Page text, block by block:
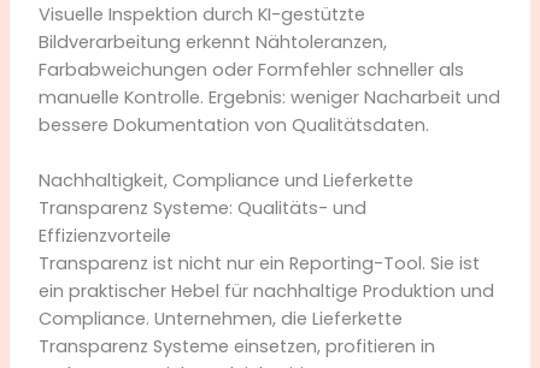
Visuelle Inspektion durch KI-gestützte
Bildverarbeitung erkennt Nähtoleranzen,
Farbabweichungen oder Formfehler schneller als
manuelle Kontrolle. Ergebnis: weniger Nacharbeit und
bessere Dokumentation von Qualitätsdaten.
Nachhaltigkeit, Compliance und Lieferkette
Transparenz Systeme: Qualitäts- und
Effizienzvorteile
Transparenz ist nicht nur ein Reporting-Tool. Sie ist
ein praktischer Hebel für nachhaltige Produktion und
Compliance. Unternehmen, die Lieferkette
Transparenz Systeme einsetzen, profitieren in